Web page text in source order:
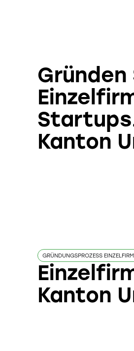
Gründen
Kanton
GRÜNDUNGSPROZESS
Kanton